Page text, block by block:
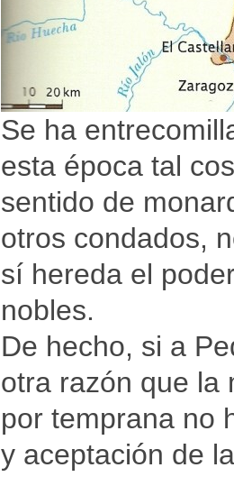
Se ha
esta época tal
sentido de
otros condados,
sí hereda el
nobles.
De hecho, si a
otra razón que la
por temprana no
y aceptación de